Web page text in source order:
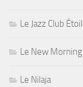
Le Jazz Club
Le New Morning
Le Nilaja